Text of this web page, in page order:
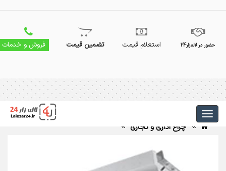
حضور در لاله‌زار24 استعلام قیمت تضمین قیمت فروش و خدمات
چراغ اداری و تجاری